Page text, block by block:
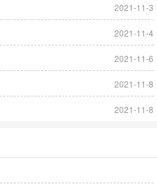
2021-11-3
2021-11-4
2021-11-6
2021-11-8
2021-11-8